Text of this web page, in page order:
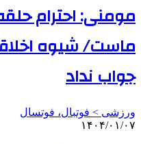
مومنی: احترام
ماست/ شیوه
جواب نداد
ورزشی > فوتبال، فوتسال
۱۴۰۴/۰۱/۰۷